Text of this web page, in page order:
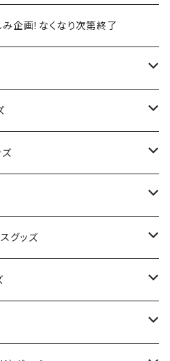
み企画！なくなり次第終了
ズ
グッズ